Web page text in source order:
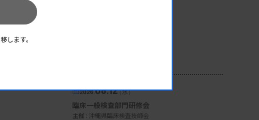
2026.08.12（水）
臨床一般検査部門研修会
主催 : 沖縄県臨床検査技師会
します。